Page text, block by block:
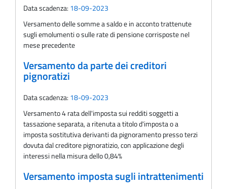
Data scadenza: 18-09-2023
Versamento delle somme a saldo e in acconto trattenute
sugli emolumenti o sulle rate di pensione corrisposte nel
mese precedente
Versamento da parte dei creditori
pignoratizi
Data scadenza: 18-09-2023
Versamento 4 rata dell'imposta sui redditi soggetti a
tassazione separata, a ritenuta a titolo d'imposta o a
imposta sostitutiva derivanti da pignoramento presso terzi
dovuta dal creditore pignoratizio, con applicazione degli
interessi nella misura dello 0,84%
Versamento imposta sugli intrattenimenti